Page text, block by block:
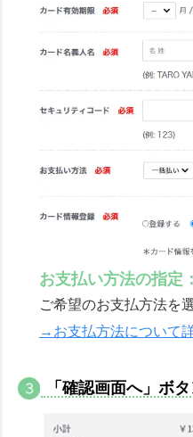
お支払い方法の指定：
ご希望のお支払方法を
→お支払方法について
「確認画面へ」ボ